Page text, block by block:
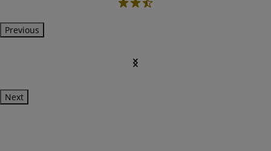
2.5
Previous
Next